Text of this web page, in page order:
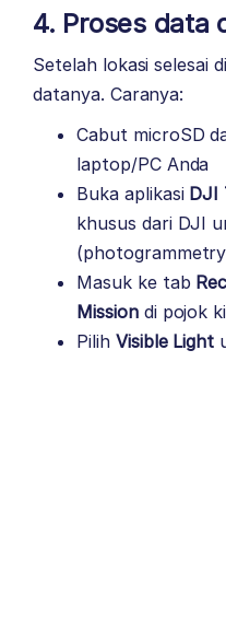
4. Proses data
Setelah lokasi selesai
datanya. Caranya:
Cabut microSD
laptop/PC Anda
Buka aplikasi DJI
khusus dari DJI
Masuk ke tab
Missiondi pojok
Pilih Visible Light